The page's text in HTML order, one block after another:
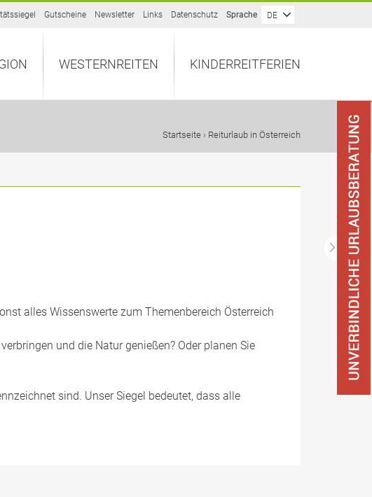
Gutscheine Newsletter Links Datenschutz Sprache DE
WESTERNREITEN KINDERREITFERIEN
Startseite › Reiturlaub in Österreich
alles Wissenswerte zum Themenbereich Österreich
und die Natur genießen? Oder planen Sie
sind. Unser Siegel bedeutet, dass alle